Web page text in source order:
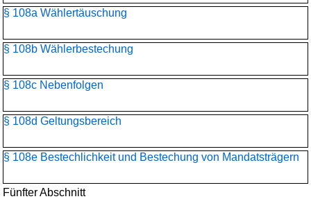
§ 108a Wählertäuschung
§ 108b Wählerbestechung
§ 108c Nebenfolgen
§ 108d Geltungsbereich
§ 108e Bestechlichkeit und Bestechung von Mandatsträgern
Fünfter Abschnitt